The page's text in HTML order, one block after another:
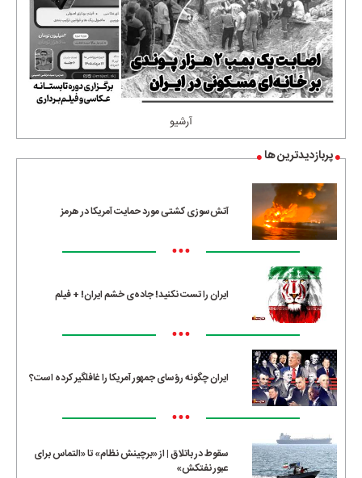
آرشیو
پربازدیدترین ها
آتش‌سوزی کشتی مورد حمایت آمریکا در هرمز
•••
ایران را تست نکنید! جاده‌ی خشم ایران! + فیلم
•••
ایران چگونه رؤسای جمهور آمریکا را غافلگیر کرده است؟
•••
سقوط در باتلاق | از «برچینش نظام» تا «التماس برای
عبور نفتکش»